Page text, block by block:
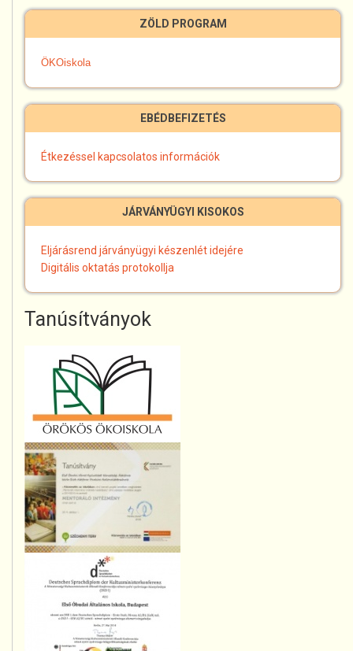
ZÖLD PROGRAM
ÖKOiskola
EBÉDBEFIZETÉS
Étkezéssel kapcsolatos információk
JÁRVÁNYÜGYI KISOKOS
Eljárásrend járványügyi készenlét idejére
Digitális oktatás protokollja
Tanúsítványok